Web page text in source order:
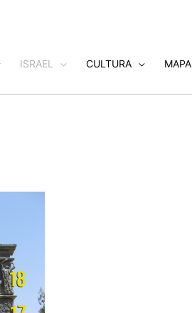
ISRAEL CULTURA